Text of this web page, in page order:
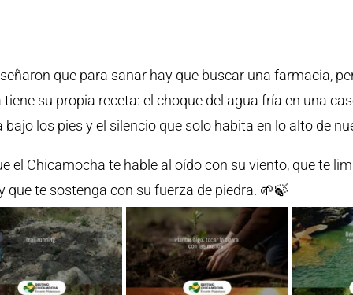
que para sanar hay que buscar una farmacia,
tiene su propia receta: el choque del agua fría en una
bajo los pies y el silencio que solo habita en lo alto de
el Chicamocha te hable al oído con su viento, que te
que te sostenga con su fuerza de piedra. 🌱🍃